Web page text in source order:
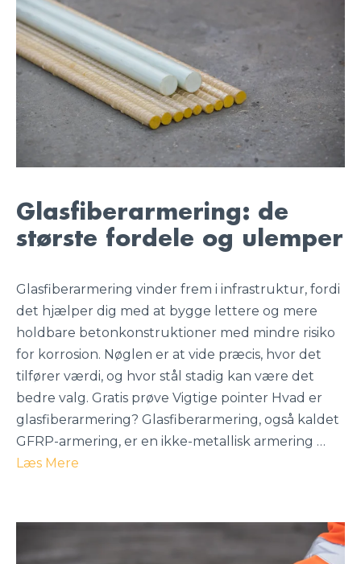
Glasfiberarmering: de
største fordele og ulemper
Glasfiberarmering vinder frem i infrastruktur, fordi
det hjælper dig med at bygge lettere og mere
holdbare betonkonstruktioner med mindre risiko
for korrosion. Nøglen er at vide præcis, hvor det
tilfører værdi, og hvor stål stadig kan være det
bedre valg. Gratis prøve Vigtige pointer Hvad er
glasfiberarmering? Glasfiberarmering, også kaldet
GFRP-armering, er en ikke-metallisk armering …
Læs Mere